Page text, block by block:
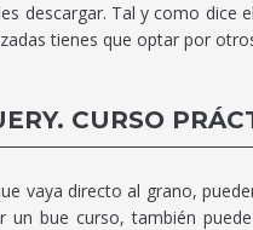
descargar. Tal y como
tienes que optar por
CURSO
vaya directo al grano,
un bue curso, también